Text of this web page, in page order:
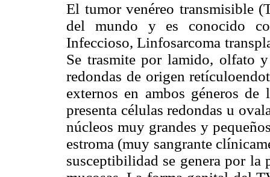
El tumor venéreo transmisible
del mundo y es conocido
Infeccioso, Linfosarcoma
Se trasmite por lamido, olfato
redondas de origen
externos en ambos géneros
presenta células redondas u
núcleos muy grandes y
estroma (muy sangrante
susceptibilidad se genera por la